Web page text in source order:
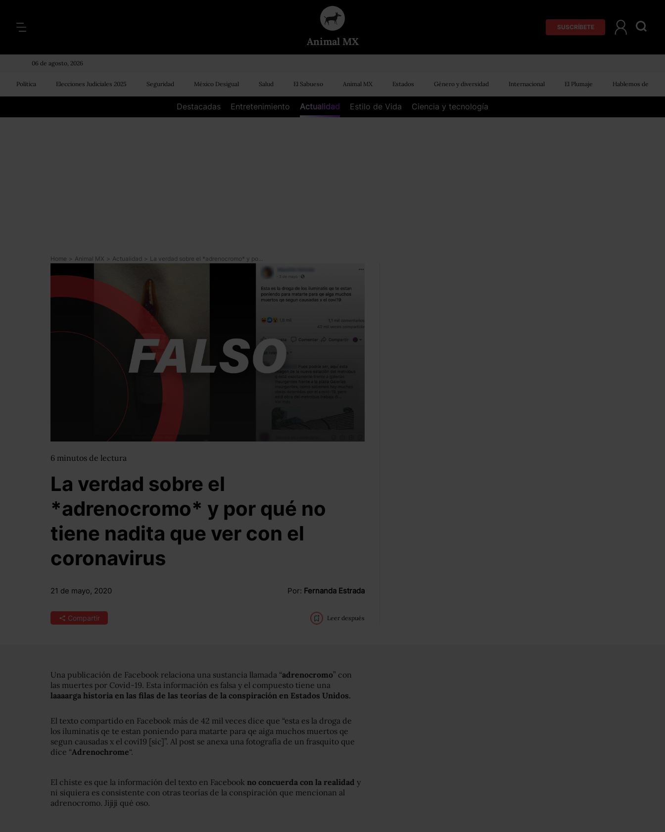
Animal MX
SUSCRÍBETE
06 de agosto, 2026
Política Elecciones Judiciales 2025 Seguridad México Desigual Salud El Sabueso Animal MX Estados Género y diversidad Internacional El Plumaje Hablemos de
Destacadas Entretenimiento Actualidad Estilo de Vida Ciencia y tecnología
Home > Animal MX > Actualidad > La verdad sobre el *adrenocromo* y por qué no tiene nadita que ver con el coronavirus
6 minutos de lectura
La verdad sobre el
*adrenocromo* y por qué no
tiene nadita que ver con el
coronavirus
21 de mayo, 2020 Por: Fernanda Estrada
Compartir Leer después
Una publicación de Facebook relaciona una sustancia llamada “adrenocromo” con
las muertes por Covid-19. Esta información es falsa y el compuesto tiene una
laaaarga historia en las filas de las teorías de la conspiración en Estados Unidos.
El texto compartido en Facebook más de 42 mil veces dice que “esta es la droga de
los iluminatis qe te estan poniendo para matarte para qe aiga muchos muertos qe
segun causadas x el covi19 [sic]”. Al post se anexa una fotografía de un frasquito que
dice “Adrenochrome“.
El chiste es que la información del texto en Facebook no concuerda con la realidad y
ni siquiera es consistente con otras teorías de la conspiración que mencionan al
adrenocromo. Jijiji qué oso.